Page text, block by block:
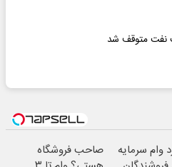
نفت متوقف شد
وام سرمایه
صاحب فروشگاه